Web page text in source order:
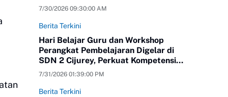
7/30/2026 09:30:00 AM
Berita Terkini
Hari Belajar Guru dan Workshop
Perangkat Pembelajaran Digelar di
SDN 2 Cijurey, Perkuat Kompetensi
Pendidik
7/31/2026 01:39:00 PM
Berita Terkini